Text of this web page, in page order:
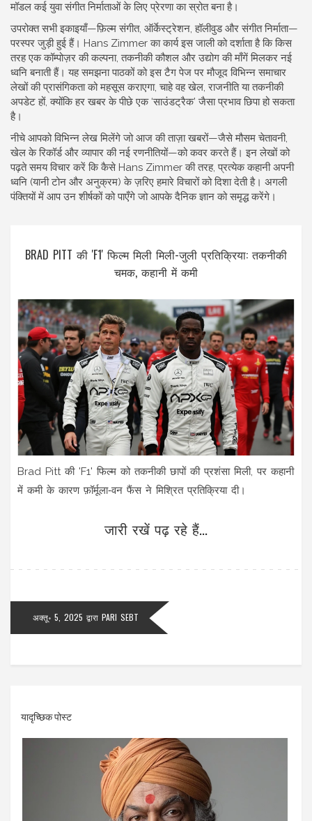
मॉडल कई युवा संगीत निर्माताओं के लिए प्रेरणा का स्रोत बना है।
उपरोक्त सभी इकाइयाँ—फ़िल्म संगीत, ऑर्केस्ट्रेशन, हॉलीवुड और संगीत निर्माता—
परस्पर जुड़ी हुई हैं। Hans Zimmer का कार्य इस जाली को दर्शाता है कि किस
तरह एक कॉम्पोज़र की कल्पना, तकनीकी कौशल और उद्योग की माँगें मिलकर नई
ध्वनि बनाती हैं। यह समझना पाठकों को इस टैग पेज पर मौजूद विभिन्न समाचार
लेखों की प्रासंगिकता को महसूस कराएगा, चाहे वह खेल, राजनीति या तकनीकी
अपडेट हों, क्योंकि हर खबर के पीछे एक ‘साउंडट्रैक’ जैसा प्रभाव छिपा हो सकता
है।
नीचे आपको विभिन्न लेख मिलेंगे जो आज की ताज़ा खबरों—जैसे मौसम चेतावनी,
खेल के रिकॉर्ड और व्यापार की नई रणनीतियों—को कवर करते हैं। इन लेखों को
पढ़ते समय विचार करें कि कैसे Hans Zimmer की तरह, प्रत्येक कहानी अपनी
ध्वनि (यानी टोन और अनुक्रम) के ज़रिए हमारे विचारों को दिशा देती है। अगली
पंक्तियों में आप उन शीर्षकों को पाएँगे जो आपके दैनिक ज्ञान को समृद्ध करेंगे।
BRAD PITT की 'F1' फिल्म मिली मिली-जुली प्रतिक्रिया: तकनीकी
चमक, कहानी में कमी
Brad Pitt की 'F1' फिल्म को तकनीकी छापों की प्रशंसा मिली, पर कहानी
में कमी के कारण फ़ॉर्मूला‑वन फैंस ने मिश्रित प्रतिक्रिया दी।
जारी रखें पढ़ रहे हैं...
अक्तू॰ 5, 2025 द्वारा PARI SEBT
यादृच्छिक पोस्ट